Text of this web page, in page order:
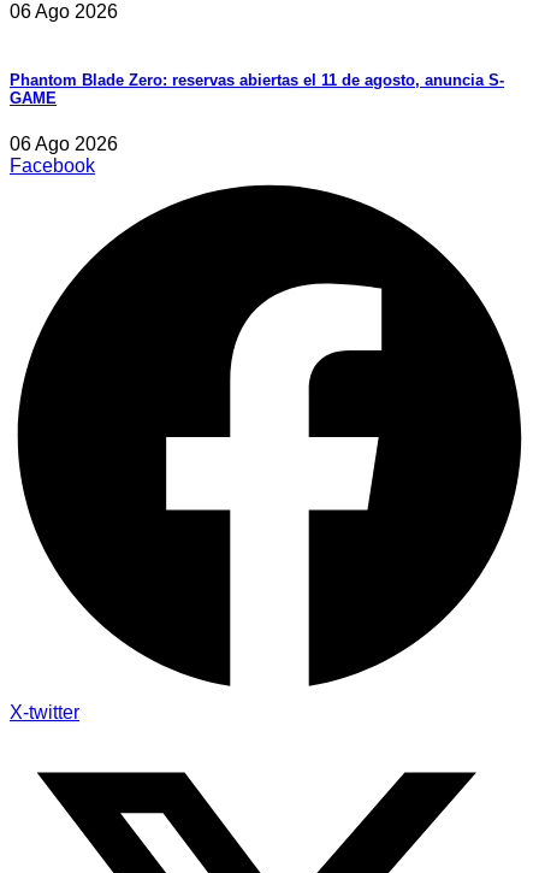
06 Ago 2026
Phantom Blade Zero: reservas abiertas el 11 de agosto, anuncia S-
GAME
06 Ago 2026
Facebook
X-twitter